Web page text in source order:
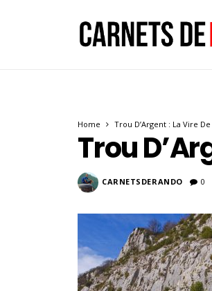
Home Trou D’Argent : La Vire
Trou
CARNETSDERANDO 0